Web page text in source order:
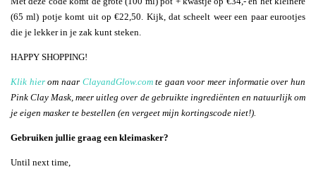
(65 ml) potje komt uit op €22,50. Kijk, dat scheelt weer een paar eurootjes
die je lekker in je zak kunt steken.
HAPPY SHOPPING!
Klik hierom naar ClayandGlow.comte gaan voor meer informatie over hun
Pink Clay Mask, meer uitleg over de gebruikte ingrediënten en natuurlijk om
je eigen masker te bestellen (en vergeet mijn kortingscode niet!).
Gebruiken jullie graag een kleimasker?
Until next time,